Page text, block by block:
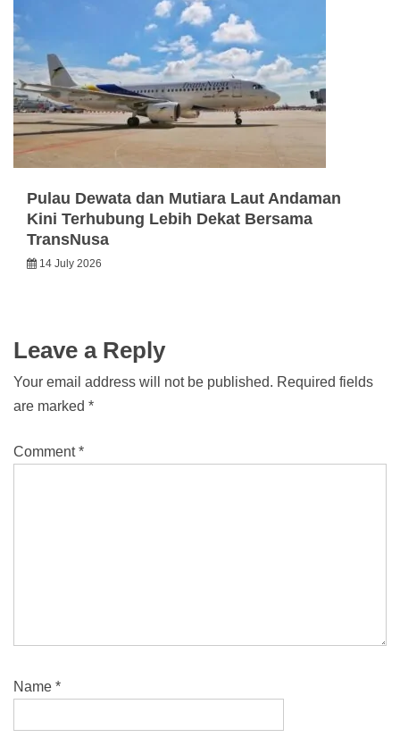
Pulau Dewata dan Mutiara Laut Andaman
Kini Terhubung Lebih Dekat Bersama
TransNusa
14 July 2026
Leave a Reply
Your email address will not be published. Required fields
are marked *
Comment*
Name *